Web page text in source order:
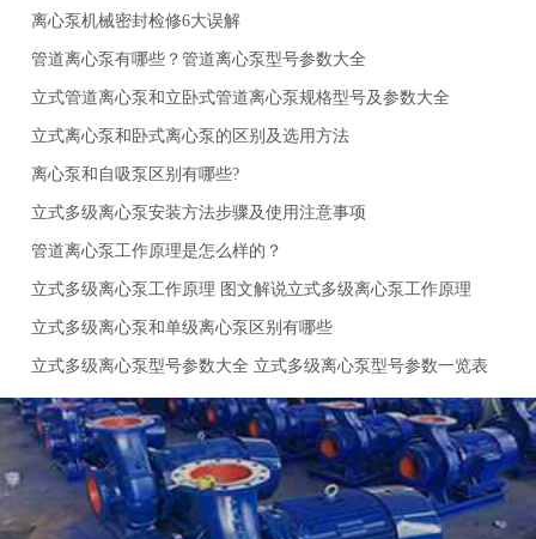
离心泵机械密封检修6大误解
管道离心泵有哪些？管道离心泵型号参数大全
立式管道离心泵和立卧式管道离心泵规格型号及参数大全
立式离心泵和卧式离心泵的区别及选用方法
离心泵和自吸泵区别有哪些?
立式多级离心泵安装方法步骤及使用注意事项
管道离心泵工作原理是怎么样的？
立式多级离心泵工作原理 图文解说立式多级离心泵工作原理
立式多级离心泵和单级离心泵区别有哪些
立式多级离心泵型号参数大全 立式多级离心泵型号参数一览表